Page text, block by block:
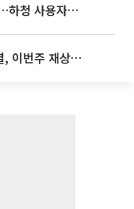
현대차·기아, 이번 주 임단협 재개…하청 사용자성 재심도 ‘변수’
최태원·노소영 '9440억 분할' 판결, 이번주 재상고 여부 주목